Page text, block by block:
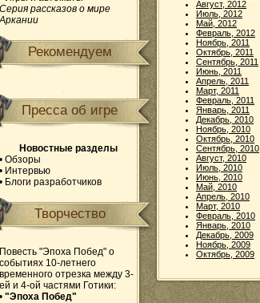
Серия рассказов о мире
Аркании
Рекомендуем
Пресса об игре
Новостные разделы
• Обзоры
• Интервью
• Блоги разработчиков
Творчество
Повесть "Эпоха Побед" о
событиях 10-летнего
временного отрезка между 3-
ей и 4-ой частями Готики:
• "Эпоха Побед"
Август, 2012
Июль, 2012
Май, 2012
Февраль, 2012
Ноябрь, 2011
Октябрь, 2011
Сентябрь, 2011
Июнь, 2011
Апрель, 2011
Март, 2011
Февраль, 2011
Январь, 2011
Декабрь, 2010
Ноябрь, 2010
Октябрь, 2010
Сентябрь, 2010
Август, 2010
Июль, 2010
Июнь, 2010
Май, 2010
Апрель, 2010
Март, 2010
Февраль, 2010
Январь, 2010
Декабрь, 2009
Ноябрь, 2009
Октябрь, 2009